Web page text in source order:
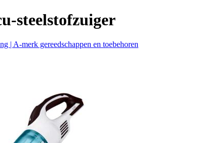
steelstofzuiger
| A-merk gereedschappen en toebehoren